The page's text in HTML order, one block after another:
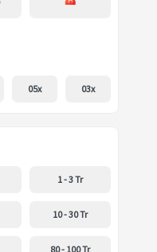
05x 03x
1 - 3 Tr
10 - 30 Tr
80 - 100 Tr